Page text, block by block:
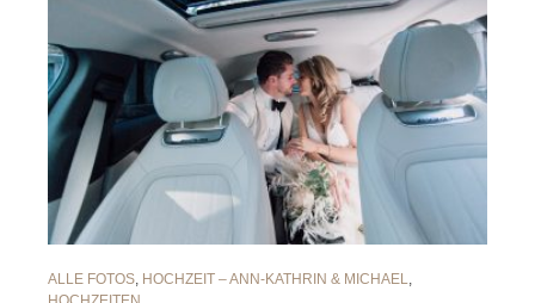
ALLE FOTOS, HOCHZEIT – ANN-KATHRIN & MICHAEL,